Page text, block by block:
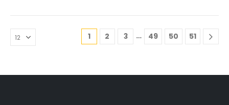
1 2 3 … 49 50 51